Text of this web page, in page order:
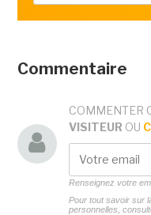
Commentaire
COMMENTER
VISITEUR OU
Renseignez votre
Pour tout savoir sur
personnelles,